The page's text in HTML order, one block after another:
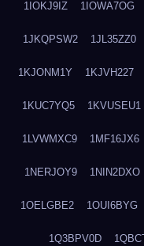
1IOKJ9IZ 1IOWA7OG
1JKQPSW2 1JL35ZZ0
1KJONM1Y 1KJVH227
1KUC7YQ5 1KVUSEU1
1LVWMXC9 1MF16JX6
1NERJOY9 1NIN2DXO
1OELGBE2 1OUI6BYG
1Q3BPV0D